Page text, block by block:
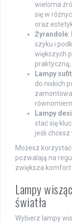
wieloma
się w
oraz
Żyrandole:
szyku i
większych
praktyczną,
Lampy
do niskich
Lampy
stać się
jeśli chcesz
Możesz
pozwalają na
zwiększa komfort
Lampy
światła
Wybierz lampy